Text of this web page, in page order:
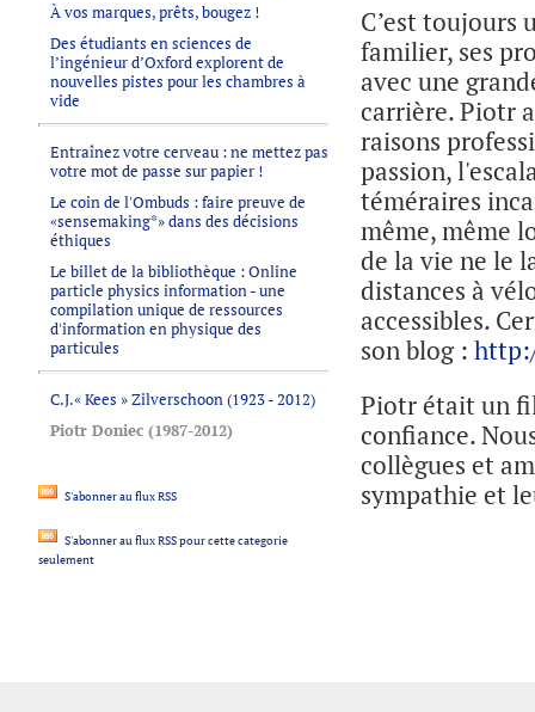
À vos marques, prêts, bougez !
Des étudiants en sciences de
l’ingénieur d’Oxford explorent de
nouvelles pistes pour les chambres à
vide
Entraînez votre cerveau : ne mettez pas
votre mot de passe sur papier !
Le coin de l'Ombuds : faire preuve de
«sensemaking*» dans des décisions
éthiques
Le billet de la bibliothèque : Online
particle physics information - une
compilation unique de ressources
d'information en physique des
particules
C.J.« Kees » Zilverschoon (1923 - 2012)
Piotr Doniec (1987-2012)
S'abonner au flux RSS
S'abonner au flux RSS pour cette categorie
seulement
C’est toujours
familier, ses
avec une
carrière. Piotr
raisons
passion,
téméraires
même, même
de la vie ne le
distances à
accessibles.
son blog :
Piotr était un
confiance.
collègues et
sympathie et